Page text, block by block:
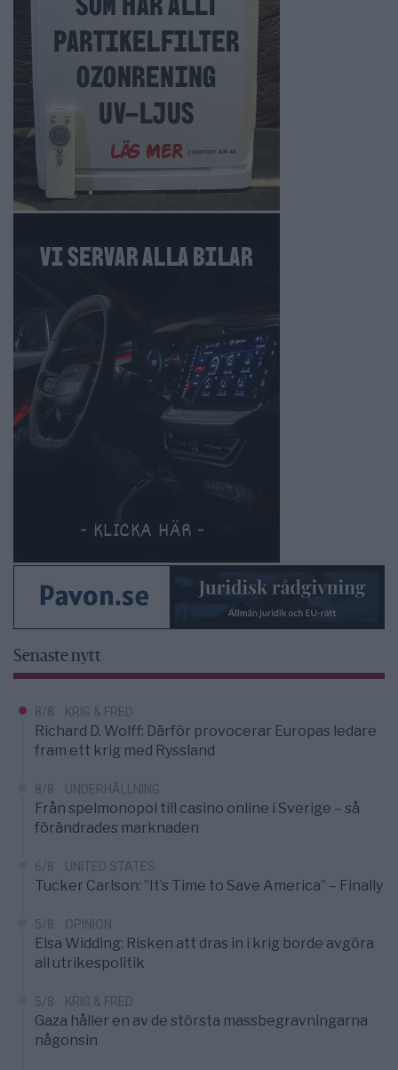
Senaste nytt
8/8 KRIG & FRED
Richard D. Wolff: Därför provocerar Europas ledare
fram ett krig med Ryssland
8/8 UNDERHÅLLNING
Från spelmonopol till casino online i Sverige – så
förändrades marknaden
6/8 UNITED STATES
Tucker Carlson: ”It’s Time to Save America” – Finally
5/8 OPINION
Elsa Widding: Risken att dras in i krig borde avgöra
all utrikespolitik
5/8 KRIG & FRED
Gaza håller en av de största massbegravningarna
någonsin